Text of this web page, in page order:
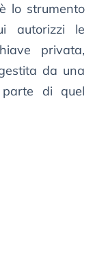
lo strumento
autorizzi le
privata,
da una
di quel